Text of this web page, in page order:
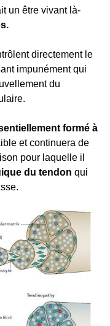
un être vivant là-
directement le
impunément qui
du
formé à
et continuera de
pour laquelle il
du tendon qui